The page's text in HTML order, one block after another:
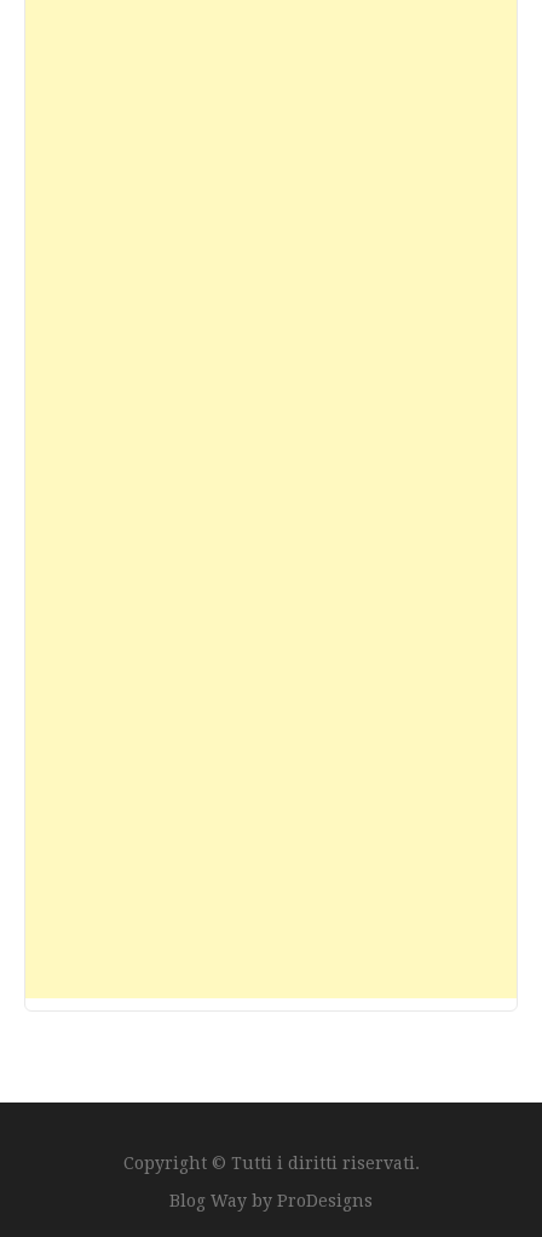
Copyright © Tutti i diritti riservati.
Blog Way by ProDesigns